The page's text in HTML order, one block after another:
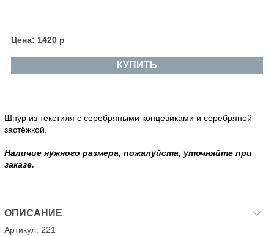
Цена: 1420 р
КУПИТЬ
Шнур из текстиля с серебряными концевиками и серебряной
застёжкой.
Наличие нужного размера, пожалуйста, уточняйте при
заказе.
ОПИСАНИЕ
Артикул: 221